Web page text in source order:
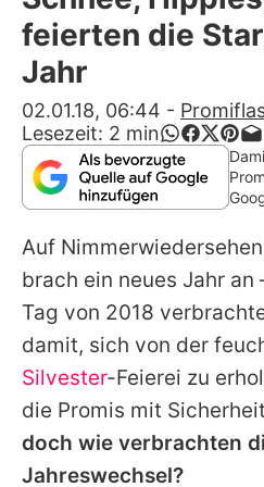
Alle Themen
App
Redaktionelle
Utiq
feierten die
Jahr
02.01.18, 06:44 -
Lesezeit: 2 min
Auf
brach ein neues Jahr an
Tag von 2018
damit, sich von der
Silvester-Feierei zu
die Promis mit
doch wie verbrachten
Jahreswechsel?